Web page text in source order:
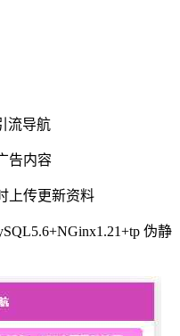
流导航
告内容
上传更新资料
伪静